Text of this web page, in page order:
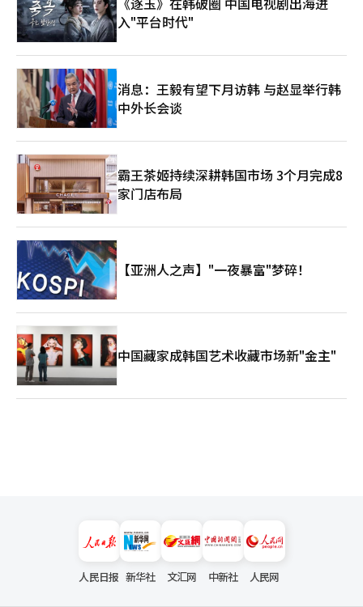
入"平台时代"
消息：王毅有望下月访韩 与赵显举行韩
中外长会谈
霸王茶姬持续深耕韩国市场 3个月完成8
家门店布局
【亚洲人之声】"一夜暴富"梦碎！
中国藏家成韩国艺术收藏市场新"金主"
人民日报 新华社 文汇网 中新社 人民网